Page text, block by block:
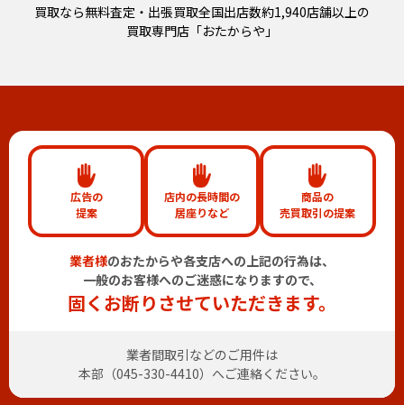
買取なら無料査定・出張買取全国出店数約1,940店舗以上の
買取専門店「おたからや」
広告の
提案
店内の長時間の
居座りなど
商品の
売買取引の提案
業者様のおたからや各支店への上記の行為は、
一般のお客様へのご迷惑になりますので、
固くお断りさせていただきます。
業者間取引などのご用件は
本部（045-330-4410）へご連絡ください。